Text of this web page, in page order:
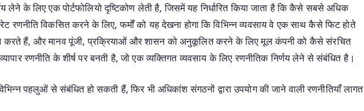
लेने के लिए एक पोर्टफोलियो दृष्टिकोण लेती है, जिसमें यह निर्धारित किया जाता है कि कैसे सबसे अधिक
रणनीति विकसित करने के लिए, फर्मों को यह देखना होगा कि विभिन्न व्यवसाय वे एक साथ कैसे फिट होते
करते हैं, और मानव पूंजी, प्रक्रियाओं और शासन को अनुकूलित करने के लिए मूल कंपनी को कैसे संरचित
व्यापार रणनीति के शीर्ष पर बनती है, जो एक व्यक्तिगत व्यवसाय के लिए रणनीतिक निर्णय लेने से संबंधित है।
पहलुओं से संबंधित हो सकती हैं, फिर भी अधिकांश संगठनों द्वारा उपयोग की जाने वाली रणनीतियाँ लागत